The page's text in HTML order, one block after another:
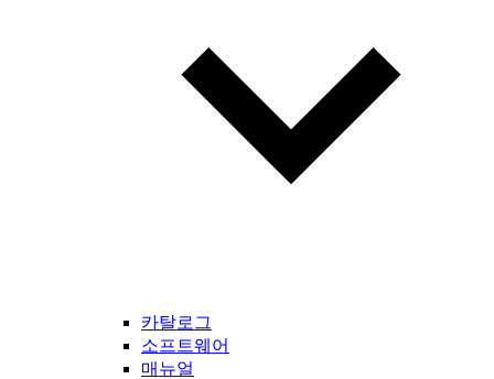
카탈로그
소프트웨어
매뉴얼